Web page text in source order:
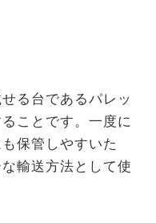
る台であるパレッ
ことです。一度に
保管しやすいた
輸送方法として使